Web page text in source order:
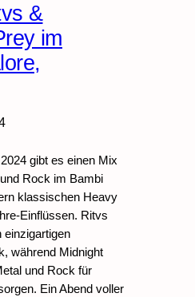
&
im
gibt es einen Mix
Rock im Bambi
klassischen Heavy
Einflüssen. Ritvs
einzigartigen
während Midnight
und Rock für
Ein Abend voller